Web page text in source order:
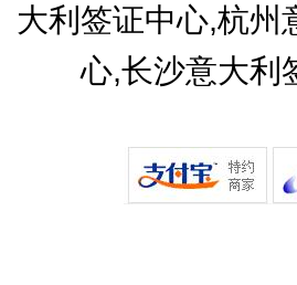
大利签证中心,杭州
心,长沙意大利